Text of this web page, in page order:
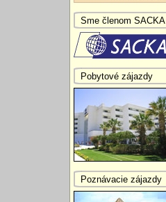
Sme členom SACKA
Pobytové zájazdy
Poznávacie zájazdy